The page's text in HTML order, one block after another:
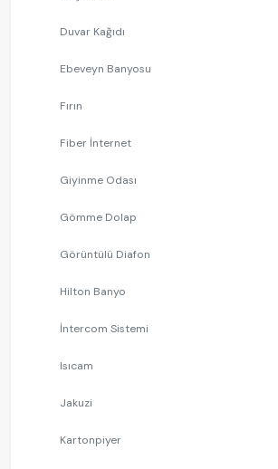
Duvar Kağıdı
Ebeveyn Banyosu
Fırın
Fiber İnternet
Giyinme Odası
Gömme Dolap
Görüntülü Diafon
Hilton Banyo
İntercom Sistemi
Isıcam
Jakuzi
Kartonpiyer